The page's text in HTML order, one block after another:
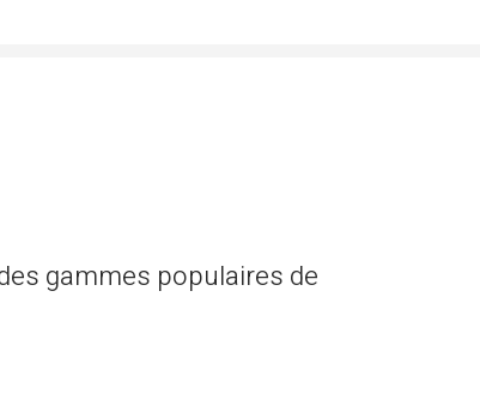
gammes populaires de